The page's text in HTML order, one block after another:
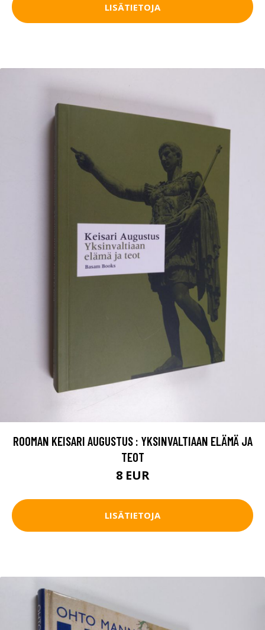
LISÄTIETOJA
ROOMAN KEISARI AUGUSTUS : YKSINVALTIAAN ELÄMÄ JA
TEOT
8 EUR
LISÄTIETOJA